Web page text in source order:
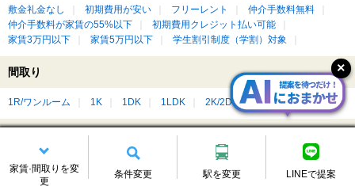
家賃·間取りを変
更
条件変更 駅を変更 LINEで提案
敷金礼金なし 初期費用が安い フリーレント
仲介手数料無料
仲介手数料が家賃の55%以下
初期費用クレジット払い可能
家賃3万円以下
家賃5万円以下 学生割引制度（学割）対象
間取り
1R/ワンルーム 1K 1DK 1LDK 2K/2DK 2LDK 3LDK
新築・築浅 リフォーム・リノベーション済み
バス・トイレ別
温水洗浄便座（ウォシュレット）付き